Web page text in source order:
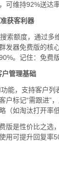
可维持92%送达率
获客利器​
索额度，通过多
发器免费版的
。记住：免费
管理基础​
能，支持客户列
户标记“需跟进”
（如淘汰打开率
版是性价比之选
用可提升回复率